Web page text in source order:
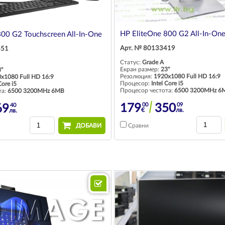
G2 Touchscreen All-In-One
Full HD 16:9
i5
6500 3200MHz 6MB
40
лв.
ДОБАВИ
HP EliteOne 800 G2 All-In-One
Арт. № 80133419
Статус: Grade A
Екран размер: 23"
Резолюция: 1920x1080 Full HD 16:9
Процесор: Intel Core i5
Процесор честота: 6500 3200MHz
17900
€ 35009
лв.
Сравни